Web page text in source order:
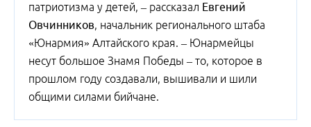
патриотизма у детей, – рассказал Евгений
Овчинников, начальник регионального штаба
«Юнармия» Алтайского края. – Юнармейцы
несут большое Знамя Победы – то, которое в
прошлом году создавали, вышивали и шили
общими силами бийчане.